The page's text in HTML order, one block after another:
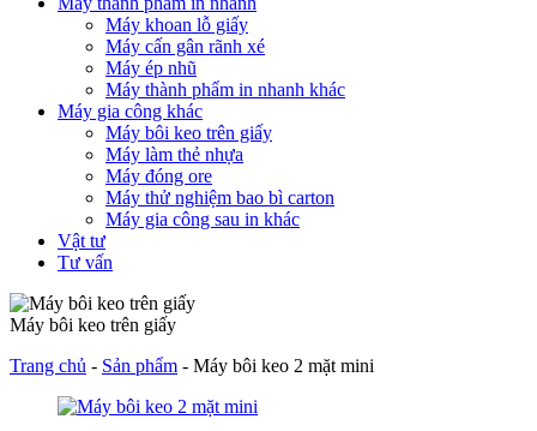
Máy khoan lỗ giấy
Máy cấn gân rãnh xé
Máy ép nhũ
Máy thành phẩm in nhanh khác
Máy gia công khác
Máy bôi keo trên giấy
Máy làm thẻ nhựa
Máy đóng ore
Máy thử nghiệm bao bì carton
Máy gia công sau in khác
Vật tư
Tư vấn
Máy bôi keo trên giấy
Trang chủ - Sản phẩm - Máy bôi keo 2 mặt mini